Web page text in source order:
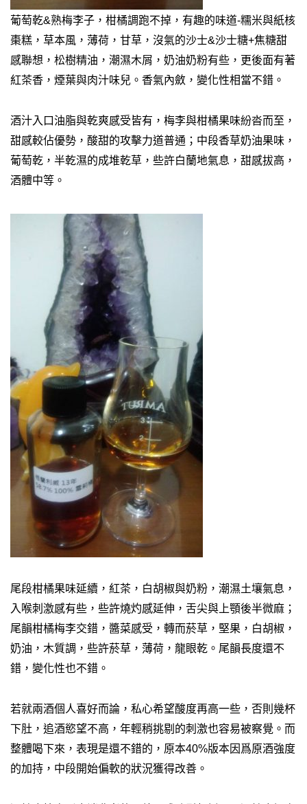
葡萄乾&熟梅李子，柑橘調跑不掉，有趣的味道-糯米與紙核
棗糕，草本風，薄荷，甘草，沒氣的沙士&沙士糖+焦糖甜
感聯想，松樹精油，潮濕木屑，奶油奶粉有些，更後面有著
紅茶香，煙葉與肉汁味兒。香氣內斂，變化性相當不錯。
酒汁入口油脂與乾爽感受皆有，梅李與柑橘果味紛沓而至，
甜感較佔優勢，酸甜的攻擊力道普通；中段香草奶油果味，
葡萄乾，半乾濕的成堆乾草，些許白蘭地氣息，甜感拔高，
酒體中等。
尾段柑橘果味延續，紅茶，白胡椒與奶粉，潮濕土壤氣息，
入喉刺激感有些，些許燒灼感延伸，舌尖與上顎後半微麻；
尾韻柑橘梅李交錯，醬菜感受，轉而菸草，堅果，白胡椒，
奶油，木質調，些許菸草，薄荷，龍眼乾。尾韻長度還不
錯，變化性也不錯。
若就兩酒個人喜好而論，私心希望酸度再高一些，否則幾杯
下肚，追酒慾望不高，年輕稍挑剔的刺激也容易被察覺。而
整體喝下來，表現是還不錯的，原本40%版本因爲原酒強度
的加持，中段開始偏軟的狀況獲得改善。